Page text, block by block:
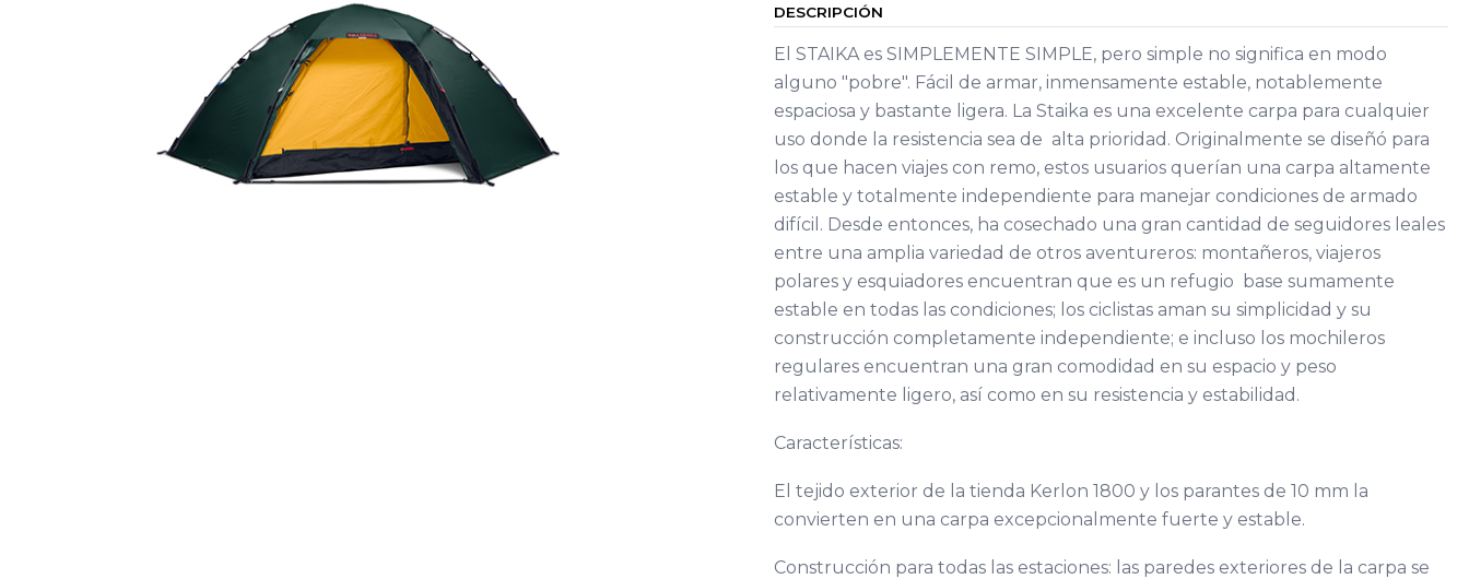
DESCRIPCIÓN
El STAIKA es SIMPLEMENTE SIMPLE, pero simple no significa en modo
alguno "pobre". Fácil de armar, inmensamente estable, notablemente
espaciosa y bastante ligera. La Staika es una excelente carpa para cualquier
uso donde la resistencia sea de alta prioridad. Originalmente se diseñó para
los que hacen viajes con remo, estos usuarios querían una carpa altamente
estable y totalmente independiente para manejar condiciones de armado
difícil. Desde entonces, ha cosechado una gran cantidad de seguidores leales
entre una amplia variedad de otros aventureros: montañeros, viajeros
polares y esquiadores encuentran que es un refugio base sumamente
estable en todas las condiciones; los ciclistas aman su simplicidad y su
construcción completamente independiente; e incluso los mochileros
regulares encuentran una gran comodidad en su espacio y peso
relativamente ligero, así como en su resistencia y estabilidad.
Características:
El tejido exterior de la tienda Kerlon 1800 y los parantes de 10 mm la
convierten en una carpa excepcionalmente fuerte y estable.
Construcción para todas las estaciones: las paredes exteriores de la carpa se